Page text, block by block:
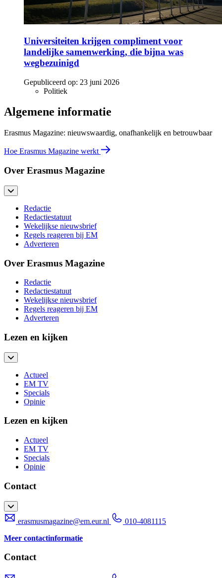
Universiteiten krijgen compliment voor
landelijke samenwerking, die bijna was
wegbezuinigd
Gepubliceerd op: 23 juni 2026
Politiek
Algemene informatie
Erasmus Magazine: nieuwswaardig, onafhankelijk en betrouwbaar
Hoe Erasmus Magazine werkt
Over Erasmus Magazine
Redactie
Redactiestatuut
Wekelijkse nieuwsbrief
Regels reageren bij EM
Adverteren
Over Erasmus Magazine
Redactie
Redactiestatuut
Wekelijkse nieuwsbrief
Regels reageren bij EM
Adverteren
Lezen en kijken
Actueel
EM TV
Specials
Opinie
Lezen en kijken
Actueel
EM TV
Specials
Opinie
Contact
erasmusmagazine@em.eur.nl
010-4081115
Meer contactinformatie
Contact